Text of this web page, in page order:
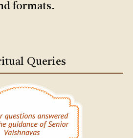
formats.
Queries